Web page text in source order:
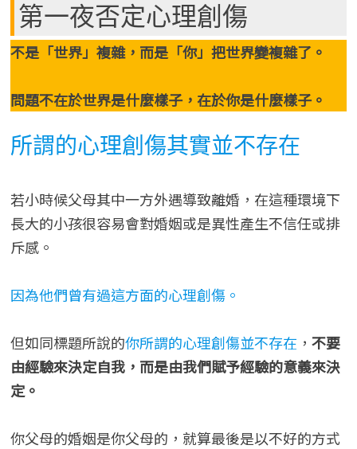
第一夜否定心理創傷
不是「世界」複雜，而是「你」把世界變複雜了。
問題不在於世界是什麼樣子，在於你是什麼樣子。
所謂的心理創傷其實並不存在
若小時候父母其中一方外遇導致離婚，在這種環境下
長大的小孩很容易會對婚姻或是異性產生不信任或排
斥感。
因為他們曾有過這方面的心理創傷。
但如同標題所說的你所謂的心理創傷並不存在 ， 不要
由經驗來決定自我，而是由我們賦予經驗的意義來決
定。
你父母的婚姻是你父母的，就算最後是以不好的方式